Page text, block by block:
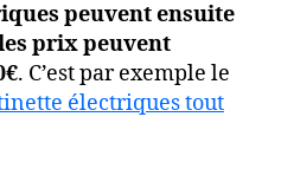
peuvent ensuite
prix peuvent
. C’est par exemple le
électriques tout